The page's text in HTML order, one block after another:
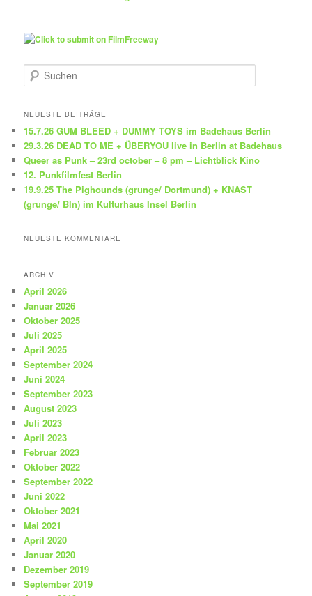
u
h
n
NEUESTE BEITRÄGE
15.7.26 GUM BLEED + DUMMY TOYS im Badehaus Berlin
29.3.26 DEAD TO ME + ÜBERYOU live in Berlin at Badehaus
Queer as Punk – 23rd october – 8 pm – Lichtblick Kino
12. Punkfilmfest Berlin
19.9.25 The Pighounds (grunge/ Dortmund) + KNAST
(grunge/ Bln) im Kulturhaus Insel Berlin
NEUESTE KOMMENTARE
ARCHIV
April 2026
Januar 2026
Oktober 2025
Juli 2025
April 2025
September 2024
Juni 2024
September 2023
August 2023
Juli 2023
April 2023
Februar 2023
Oktober 2022
September 2022
Juni 2022
Oktober 2021
Mai 2021
April 2020
Januar 2020
Dezember 2019
September 2019